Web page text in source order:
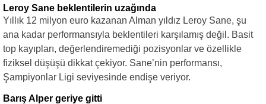
Leroy Sane beklentilerin uzağında
Yıllık 12 milyon euro kazanan Alman yıldız Leroy Sane, şu
ana kadar performansıyla beklentileri karşılamış değil. Basit
top kayıpları, değerlendiremediği pozisyonlar ve özellikle
fiziksel düşüşü dikkat çekiyor. Sane’nin performansı,
Şampiyonlar Ligi seviyesinde endişe veriyor.
Barış Alper geriye gitti